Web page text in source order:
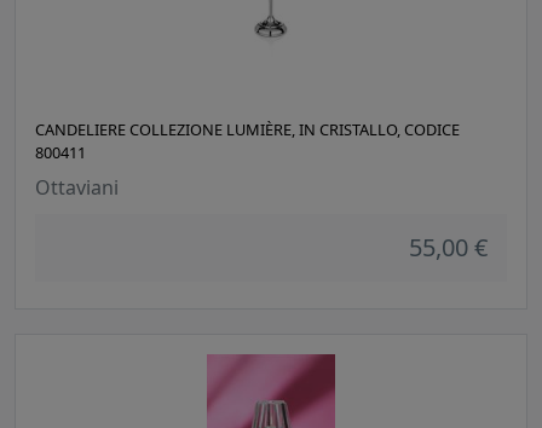
CANDELIERE COLLEZIONE LUMIÈRE, IN CRISTALLO, CODICE
800411
Ottaviani
55,00 €